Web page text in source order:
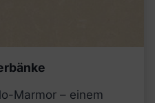
Marmor – einem